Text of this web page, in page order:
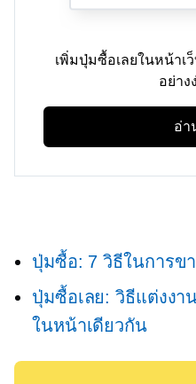
เพิ่มปุ่มซื้อเลยในหน้า
อย่าง
อ่า
ปุ่มซื้อ: 7 วิธีในการข
ปุ่มซื้อเลย: วิธีแต่งง
ในหน้าเดียวกัน